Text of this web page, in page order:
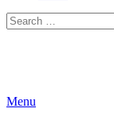
Search
for:
Menu